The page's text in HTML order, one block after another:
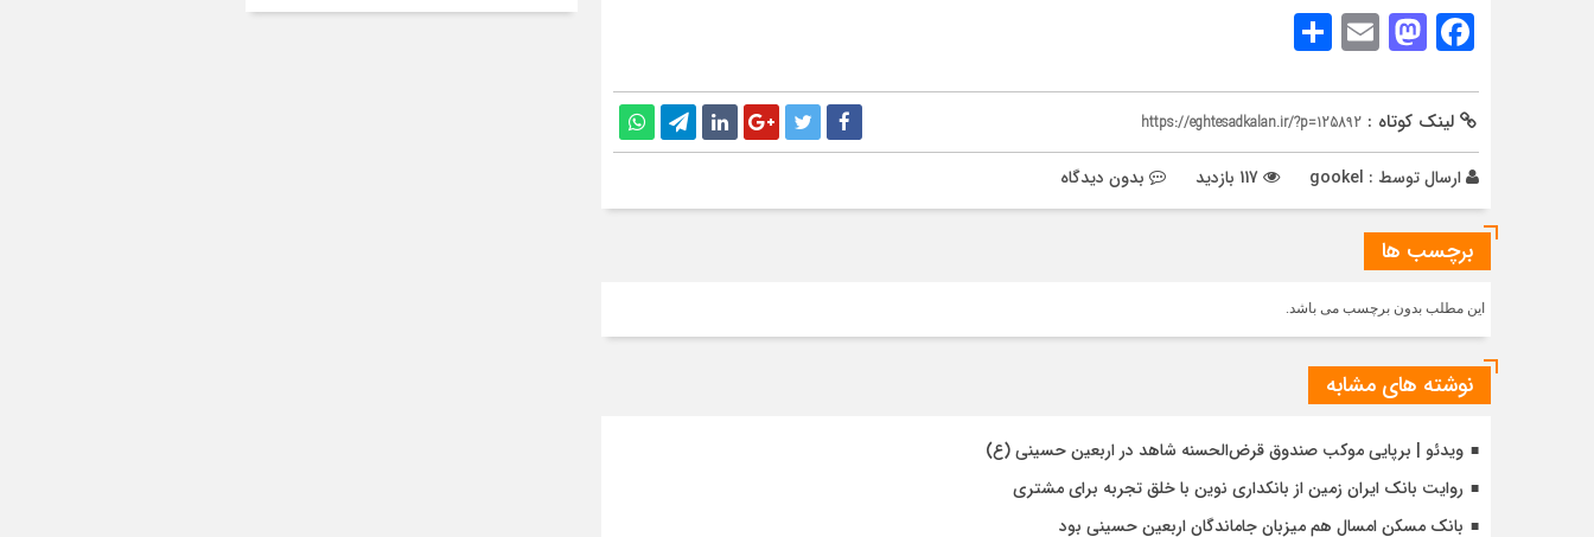
Facebook
Mastodon
Email
لینک کوتاه : https://eghtesadkalan.ir/?p=125892
ارسال توسط : gookel بدون دیدگاه
برچسب ها
این مطلب بدون برچسب می باشد.
نوشته های مشابه
ویدئو | برپایی موکب صندوق قرض‌الحسنه شاهد در اربعین حسینی (ع)
روایت بانک ایران زمین از بانکداری نوین با خلق تجربه برای مشتری
بانک مسکن امسال هم میزبان جاماندگان اربعین حسینی بود